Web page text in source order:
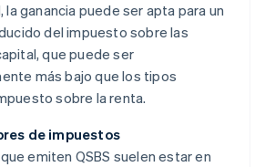
ganancia puede ser apta para un
del impuesto sobre las
que puede ser
más bajo que los tipos
sobre la renta.
de impuestos
emiten QSBS suelen estar en